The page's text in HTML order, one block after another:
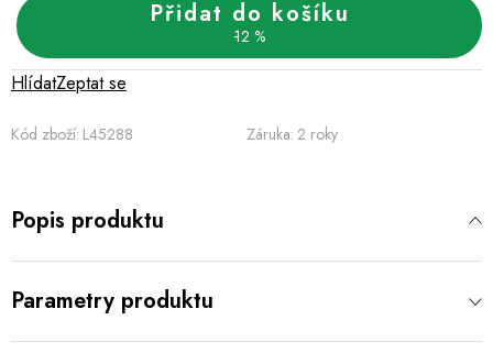
Přidat do košíku
12 %
Kód zboží: L45288 Záruka: 2 roky
Zeptat se
Hlídat
Popis produktu
Parametry produktu